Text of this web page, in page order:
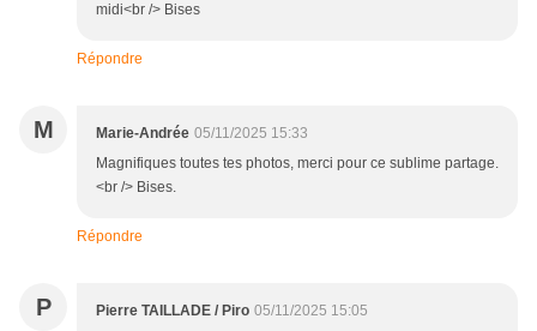
midi<br /> Bises
Répondre
M Marie-Andrée 05/11/2025 15:33
Magnifiques toutes tes photos, merci pour ce sublime partage.
<br /> Bises.
Répondre
P Pierre TAILLADE / Piro 05/11/2025 15:05